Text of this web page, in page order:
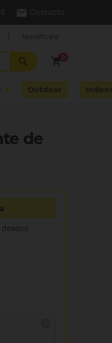
Contacto
shopping_cart
search
Outdoor
Identifícate
de